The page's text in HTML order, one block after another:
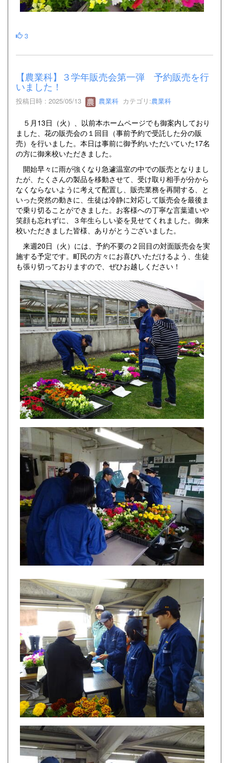
3
【農業科】３学年販売会第一弾 予約販売を行
いました！
投稿日時 : 2025/05/13 農業科 カテゴリ:農業科
５月13日（火）、以前本ホームページでも御案内しており
ました、花の販売会の１回目（事前予約で受託した分の販
売）を行いました。本日は事前に御予約いただいていた17名
の方に御来校いただきました。
開始早々に雨が強くなり急遽温室の中での販売となりまし
たが、たくさんの製品を移動させて、受け取り相手が分から
なくならないように考えて配置し、販売業務を再開する、と
いった突然の動きに、生徒は冷静に対応して販売会を最後ま
で乗り切ることができました。お客様への丁寧な言葉遣いや
笑顔も忘れずに、３年生らしい姿を見せてくれました。御来
校いただきました皆様、ありがとうございました。
来週20日（火）には、予約不要の２回目の対面販売会を実
施する予定です。町民の方々にお喜びいただけるよう、生徒
も張り切っておりますので、ぜひお越しください！